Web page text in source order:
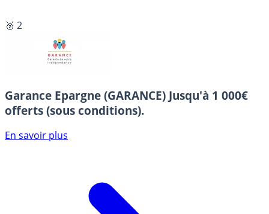
🥈 2
Garance Epargne (GARANCE) Jusqu'à 1 000€
offerts (sous conditions).
En savoir plus